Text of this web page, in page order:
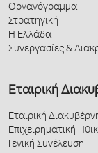
Οργανόγραμμα
Στρατηγική
Η Ελλάδα
Συνεργασίες &
Εταιρική
Εταιρική
Επιχειρηματική
Γενική Συνέλευση